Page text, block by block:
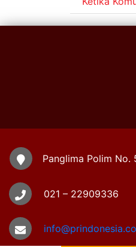
Panglima Polim No.
021 – 22909336
info@prindonesia.co